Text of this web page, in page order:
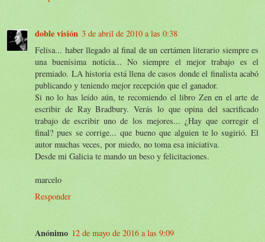
doble visión 3 de abril de 2010 a las 0:38
Felisa... haber llegado al final de un certámen literario siempre es
una buenísima noticia... No siempre el mejor trabajo es el
premiado. LA historia está llena de casos donde el finalista acabó
publicando y teniendo mejor recepción que el ganador.
Si no lo has leído aún, te recomiendo el libro Zen en el arte de
escribir de Ray Bradbury. Verás lo que opina del sacrificado
trabajo de escribir uno de los mejores... ¿Hay que corregir el
final? pues se corrige... que bueno que alguien te lo sugirió. El
autor muchas veces, por miedo, no toma esa iniciativa.
Desde mi Galicia te mando un beso y felicitaciones.
marcelo
Responder
Anónimo 12 de mayo de 2016 a las 9:09